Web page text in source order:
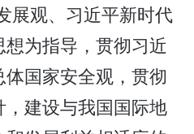
展观、习近平新时代
为指导，贯彻习近
国家安全观，贯彻
建设与我国国际地